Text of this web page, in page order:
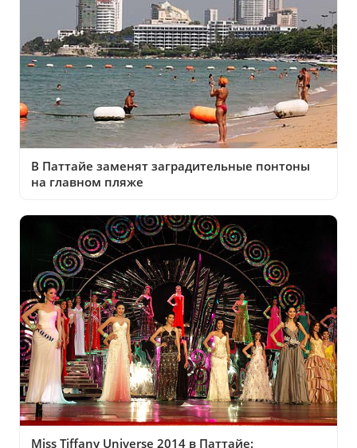
В Паттайе заменят заградительные понтоны
на главном пляже
Miss Tiffany Universe 2014 в Паттайе: